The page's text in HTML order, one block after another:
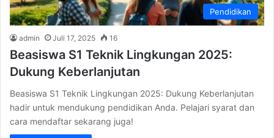
Pendidikan
admin Juli 17, 2025 16
Beasiswa S1 Teknik Lingkungan 2025:
Dukung Keberlanjutan
Beasiswa S1 Teknik Lingkungan 2025: Dukung Keberlanjutan
hadir untuk mendukung pendidikan Anda. Pelajari syarat dan
cara mendaftar sekarang juga!